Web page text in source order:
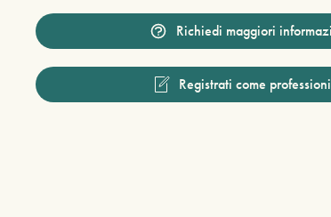
Richiedi maggiori
Registrati come